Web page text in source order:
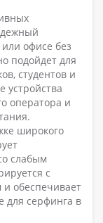
офисе без
подойдет для
студентов и
устройства
оператора и
широкого
слабым
с
обеспечивает
для серфинга в